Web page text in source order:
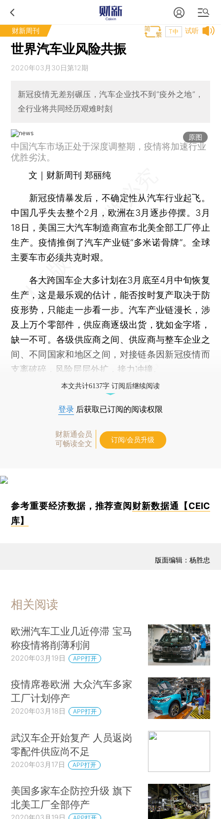
财新周刊 试听
T中
世界汽车业风险共振
2020年03月30日第12期
新冠疫情无差别碾压，汽车企业找不到“疫外之地”，
全行业将共同经历艰难时刻
原图
中国汽车市场正处于深度调整期，疫情将加速行业
优胜劣汰。
文｜财新周刊 郑丽纯
新冠疫情暴发后，不确定性从汽车行业起飞。
中国几乎失去整个2月，欧洲在3月逐步停摆。3月
18日，美国三大汽车制造商宣布北美全部工厂停止
生产。疫情推倒了汽车产业链“多米诺骨牌”。全球
主要车市必须共克时艰。
各大跨国车企大多计划在3月底至4月中旬恢复
生产，这是最乐观的估计，能否按时复产取决于防
疫形势，只能走一步看一步。汽车产业链漫长，涉
及上万个零部件，供应商逐级出货，犹如金字塔，
缺一不可。各级供应商之间、供应商与整车企业之
间、不同国家和地区之间，对接链条因新冠疫情而
支离破碎，风险层层外扩，接力冲撞。
本文共计6137字 订阅后继续阅读
登录 后获取已订阅的阅读权限
财新通会员
可畅读全文
订阅/会员升级
参考重要经济数据，推荐查阅 财新数据通【CEIC
库】
版面编辑：杨胜忠
相关阅读
欧洲汽车工业几近停滞 宝马
称疫情将削薄利润
2020年03月19日 APP打开
疫情席卷欧洲 大众汽车多家
工厂计划停产
2020年03月18日 APP打开
武汉车企开始复产 人员返岗
零配件供应尚不足
2020年03月17日 APP打开
美国多家车企防控升级 旗下
北美工厂全部停产